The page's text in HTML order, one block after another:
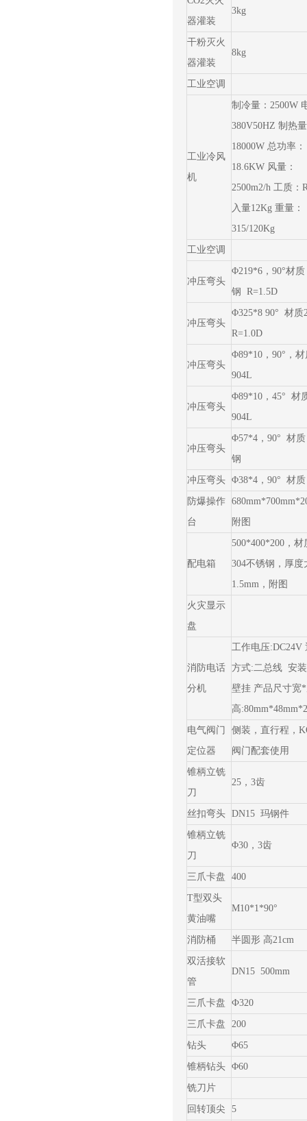
器灌装
3kg
干粉灭火
器灌装
8kg
工业空调
工业冷风
机
制冷量：2500W
380V50HZ 制热
18000W 总功率：
18.6KW 风量：
2500m2/h 工质：
入量12Kg 重量：
315/120Kg
工业空调
冲压弯头
Φ219*6，90°材质
钢 R=1.5D
冲压弯头
Φ325*8 90° 材质
R=1.0D
冲压弯头
Φ89*10，90°，
904L
冲压弯头
Φ89*10，45° 材
904L
冲压弯头
Φ57*4，90° 材质
钢
冲压弯头 Φ38*4，90° 材质
防爆操作
台
附图
配电箱
500*400*200，材
304不锈钢，厚度
1.5mm，附图
火灾显示
盘
消防电话
分机
工作电压:DC24V
方式:二总线 安
壁挂 产品尺寸宽
高
电气阀门
定位器
侧装，直行程，
阀门配套使用
锥柄立铣
刀
25，3齿
丝扣弯头 DN15 玛钢件
锥柄立铣
刀
Φ30，3齿
三爪卡盘 400
T型双头
黄油嘴
M10*1*90°
消防桶 半圆形 高21cm
双活接软
管
DN15 500mm
三爪卡盘 Ф320
三爪卡盘 200
钻头 Φ65
锥柄钻头 Φ60
铣刀片
回转顶尖 5